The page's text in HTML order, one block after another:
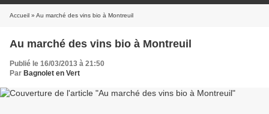
Accueil » Au marché des vins bio à Montreuil
Au marché des vins bio à Montreuil
Publié le 16/03/2013 à 21:50
Par Bagnolet en Vert